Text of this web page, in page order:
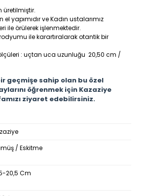
üretilmiştir.
yapımıdır ve Kadın ustalarımız
ile örülerek işlenmektedir.
ile karartıralarak otantik bir
: uçtan uca uzunluğu 20,50 cm /
geçmişe sahip olan bu özel
öğrenmek için Kazaziye
ziyaret edebilirsiniz.
/ Eskitme
20,5 Cm